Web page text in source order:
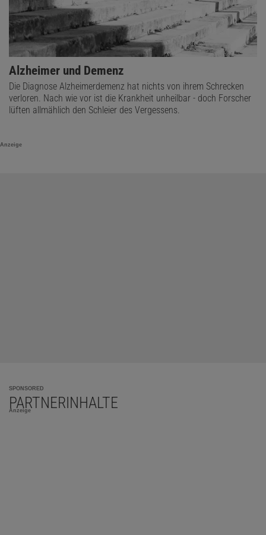
Alzheimer und Demenz
Die Diagnose Alzheimerdemenz hat nichts von ihrem Schrecken
verloren. Nach wie vor ist die Krankheit unheilbar - doch Forscher
lüften allmählich den Schleier des Vergessens.
Anzeige
SPONSORED
PARTNERINHALTE
Anzeige